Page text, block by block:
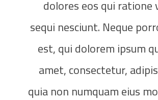
dolores eos qui
sequi nesciunt. Neque
est, qui dolorem ipsum
amet, consectetur,
quia non numquam eius